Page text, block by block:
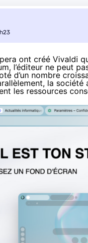
ont créé Vivaldi
l’éditeur ne peut
d’un nombre
la
les ressources